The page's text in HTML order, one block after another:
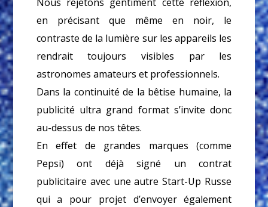
en précisant que même en noir, le
contraste de la lumière sur les appareils les
rendrait toujours visibles par les
astronomes amateurs et professionnels.
Dans la continuité de la bêtise humaine, la
publicité ultra grand format s’invite donc
au-dessus de nos têtes.
En effet de grandes marques (comme
Pepsi) ont déjà signé un contrat
publicitaire avec une autre Start-Up Russe
qui a pour projet d’envoyer également